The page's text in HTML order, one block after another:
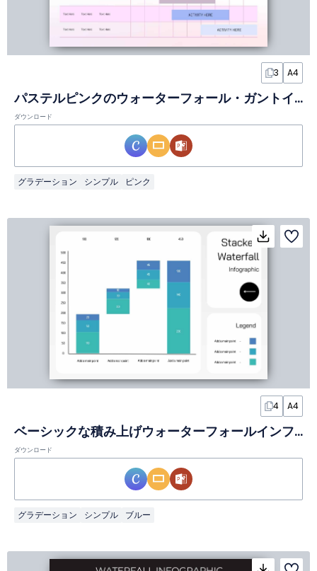
3 A4
パステルピンクのウォーターフォール・ガントインフォグラフィック
ダウンロード
グラデーション シンプル ピンク
4 A4
ベーシックな積み上げウォーターフォールインフォグラフィック
ダウンロード
グラデーション シンプル ブルー